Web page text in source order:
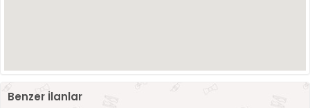
Benzer İlanlar